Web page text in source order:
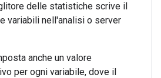
delle statistiche scrive il
variabili nell'analisi o server
anche un valore
per ogni variabile, dove il